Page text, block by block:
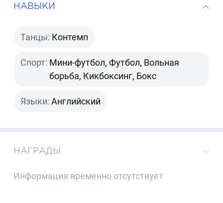
НАВЫКИ
Танцы: Контемп
Спорт: Мини-футбол, Футбол, Вольная
борьба, Кикбоксинг, Бокс
Языки: Английский
НАГРАДЫ
Информация временно отсутствует